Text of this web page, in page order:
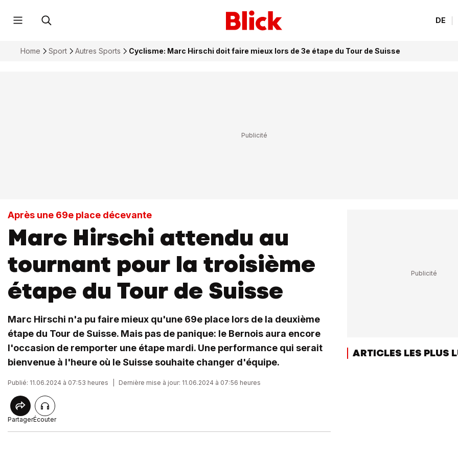
DE
Home Sport Autres Sports Cyclisme: Marc Hirschi doit faire mieux lors de 3e étape du Tour de Suisse
Après une 69e place décevante
Marc Hirschi attendu au
tournant pour la troisième
étape du Tour de Suisse
Marc Hirschi n'a pu faire mieux qu'une 69e place lors de la deuxième
étape du Tour de Suisse. Mais pas de panique: le Bernois aura encore
l'occasion de remporter une étape mardi. Une performance qui serait
bienvenue à l'heure où le Suisse souhaite changer d'équipe.
Publié: 11.06.2024 à 07:53 heures Dernière mise à jour: 11.06.2024 à 07:56 heures
PartagerÉcouter
ARTICLES LES PLUS